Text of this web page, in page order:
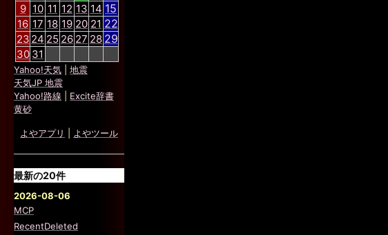
9 10 11 12 13 14 15
16 17 18 19 20 21 22
23 24 25 26 27 28 29
30 31
Yahoo!天気
地震
天気JP 地震
Yahoo!路線
Excite辞書
黄砂
よやアプリ よやツール
最新の20件
2026-08-06
MCP
RecentDeleted